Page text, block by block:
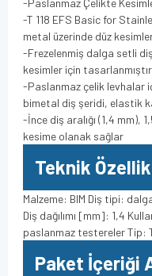
-Paslanmaz Çelikte
-T 118 EFS Basic for
metal üzerinde düz
-Frezelenmiş dalga setli
kesimler için tasarlanmıştır
-Paslanmaz çelik levhalar
bimetal diş şeridi, elastik
-İnce diş aralığı (1,4 mm),
kesime olanak sağlar
Teknik
Malzeme: BIM Diş tipi:
Diş dağılımı [mm]: 1,4
paslanmaz testereler Tip:
Paket İçeriği